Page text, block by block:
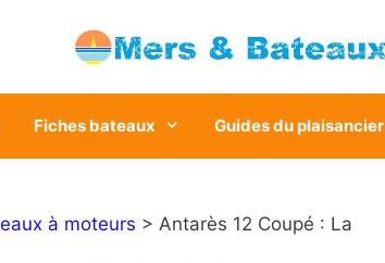
Fiches bateaux Guides du plaisancier
à moteurs > Antarès 12 Coupé : La